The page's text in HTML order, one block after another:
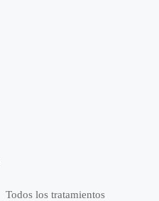
Todos los tratamientos